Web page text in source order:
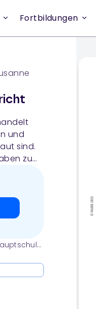
Fortbildungen
und
sind.
zu